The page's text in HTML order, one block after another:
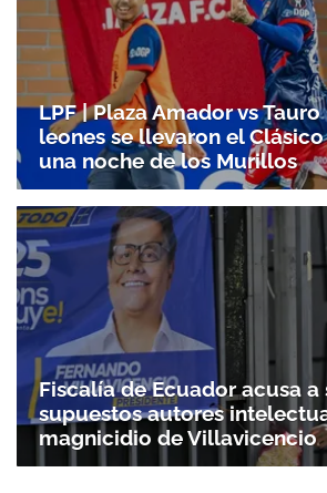
Gracias por suscribirte a
LPF | Plaza Amador vs Tauro
leones se llevaron el
una noche de los Murillos
Fiscalía de Ecuador acusa a
supuestos autores
magnicidio de Villavicencio